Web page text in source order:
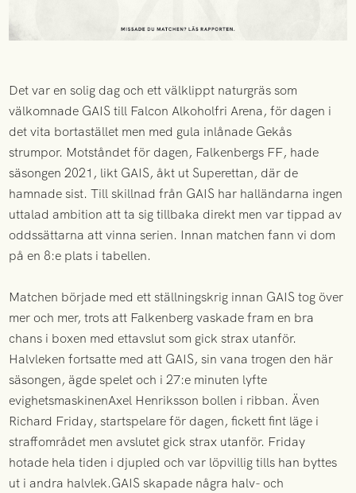
Det var en solig dag och ett välklippt naturgräs som
välkomnade GAIS till Falcon Alkoholfri Arena, för dagen i
det vita bortastället men med gula inlånade Gekås
strumpor. Motståndet för dagen, Falkenbergs FF, hade
säsongen 2021, likt GAIS, åkt ut Superettan, där de
hamnade sist. Till skillnad från GAIS har halländarna ingen
uttalad ambition att ta sig tillbaka direkt men var tippad av
oddssättarna att vinna serien. Innan matchen fann vi dom
på en 8:e plats i tabellen.
Matchen började med ett ställningskrig innan GAIS tog över
mer och mer, trots att Falkenberg vaskade fram en bra
chans i boxen med ettavslut som gick strax utanför.
Halvleken fortsatte med att GAIS, sin vana trogen den här
säsongen, ägde spelet och i 27:e minuten lyfte
evighetsmaskinenAxel Henriksson bollen i ribban. Även
Richard Friday, startspelare för dagen, fickett fint läge i
straffområdet men avslutet gick strax utanför. Friday
hotade hela tiden i djupled och var löpvillig tills han byttes
ut i andra halvlek.GAIS skapade några halv- och